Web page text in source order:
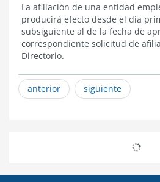
La afiliación de una entidad
producirá efecto desde el día
subsiguiente al de la fecha de
correspondiente solicitud de
Directorio.​
anterior siguiente